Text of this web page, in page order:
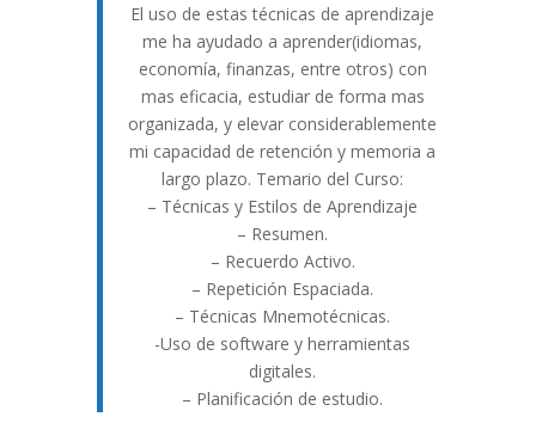
El uso de estas técnicas de aprendizaje
me ha ayudado a aprender(idiomas,
economía, finanzas, entre otros) con
mas eficacia, estudiar de forma mas
organizada, y elevar considerablemente
mi capacidad de retención y memoria a
largo plazo. Temario del Curso:
– Técnicas y Estilos de Aprendizaje
– Resumen.
– Recuerdo Activo.
– Repetición Espaciada.
– Técnicas Mnemotécnicas.
-Uso de software y herramientas
digitales.
– Planificación de estudio.